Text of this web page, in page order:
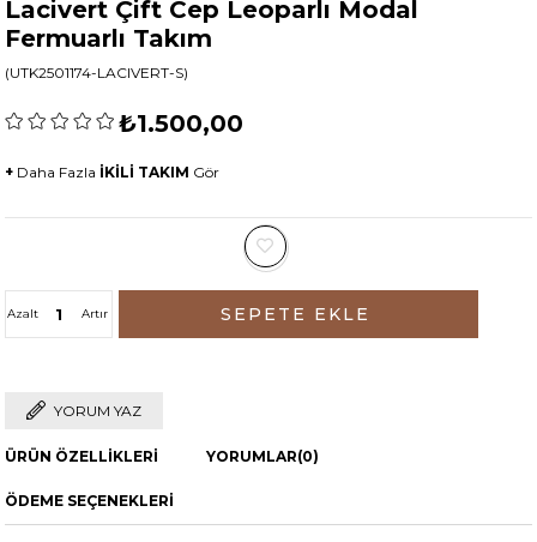
Lacivert Çift Cep Leoparlı Modal
Fermuarlı Takım
(UTK2501174-LACIVERT-S)
₺1.500,00
+ Daha Fazla İKİLİ TAKIM Gör
Artır
Azalt
YORUM YAZ
ÜRÜN ÖZELLIKLERI YORUMLAR(0)
ÖDEME SEÇENEKLERI